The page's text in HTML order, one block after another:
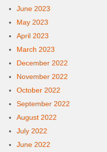
June 2023
May 2023
April 2023
March 2023
December 2022
November 2022
October 2022
September 2022
August 2022
July 2022
June 2022